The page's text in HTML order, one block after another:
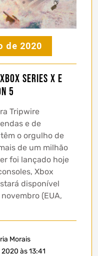
de 2020
Series X e
5
Tripwire
e de
o orgulho de
de um milhão
foi lançado hoje
Xbox
disponível
(EUA,
Morais
às 13:41